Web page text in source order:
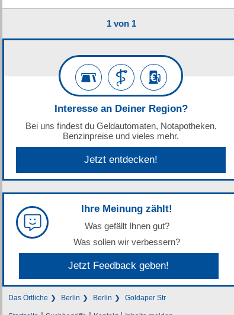
1 von 1
Interesse an Deiner Region?
Bei uns findest du Geldautomaten, Notapotheken,
Benzinpreise und vieles mehr.
Jetzt entdecken!
Ihre Meinung zählt!
Was gefällt Ihnen gut?
Was sollen wir verbessern?
Jetzt Feedback geben!
Das Örtliche Berlin Berlin Goldaper Str